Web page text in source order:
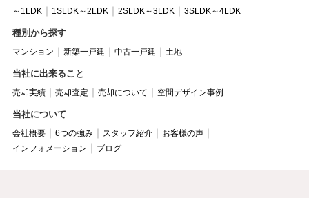
～1LDK 1SLDK～2LDK 2SLDK～3LDK 3SLDK～4LDK
種別から探す
マンション 新築一戸建 中古一戸建 土地
当社に出来ること
売却実績 売却査定 売却について 空間デザイン事例
当社について
会社概要 6つの強み スタッフ紹介
お客様の声
インフォメーション
ブログ